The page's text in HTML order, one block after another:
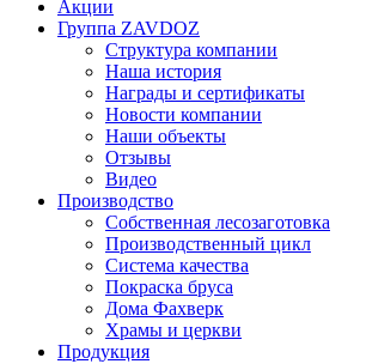
Акции
Группа ZAVDOZ
Структура компании
Наша история
Награды и сертификаты
Новости компании
Наши объекты
Отзывы
Видео
Производство
Собственная лесозаготовка
Производственный цикл
Система качества
Покраска бруса
Дома Фахверк
Храмы и церкви
Продукция